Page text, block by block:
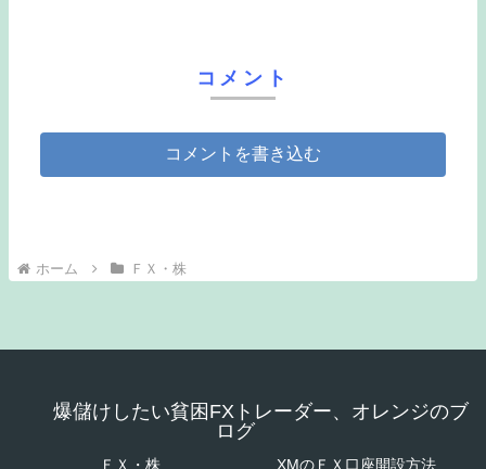
コメント
コメントを書き込む
ホーム ＦＸ・株
爆儲けしたい貧困FXトレーダー、オレンジのブ
ログ
ＦＸ・株
XMのＦＸ口座開設方法